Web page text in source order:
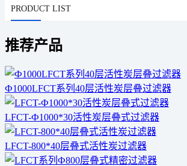
PRODUCT LIST
推荐产品
Ф1000LFCT系列40层活性炭层叠过滤器
LFCT-Ф1000*30活性炭层叠式过滤器
LFCT-800*40层叠式活性炭过滤器